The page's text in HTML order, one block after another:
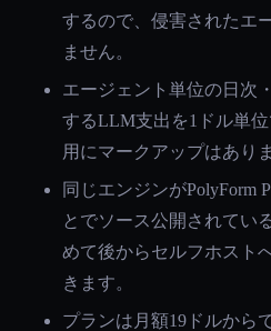
するので、侵害されたエ
ません。
エージェント単位の日次
するLLM支出を1ドル単
用にマークアップはあり
同じエンジンがPolyForm
とでソース公開されてい
めて後からセルフホスト
きます。
プランは月額19ドルから